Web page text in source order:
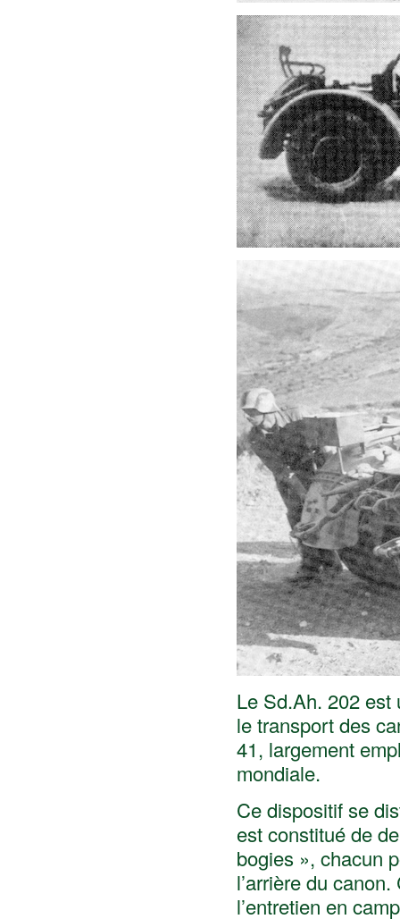
Le Sd.Ah. 202 est
le transport des
41, largement
mondiale.
Ce dispositif se
est constitué de
bogies », chacun
l’arrière du
l’entretien en